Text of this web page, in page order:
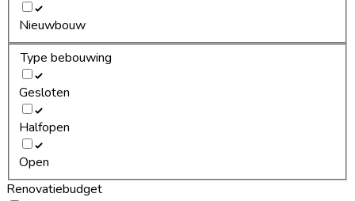
Nieuwbouw
Type bebouwing
Gesloten
Halfopen
Open
Renovatiebudget